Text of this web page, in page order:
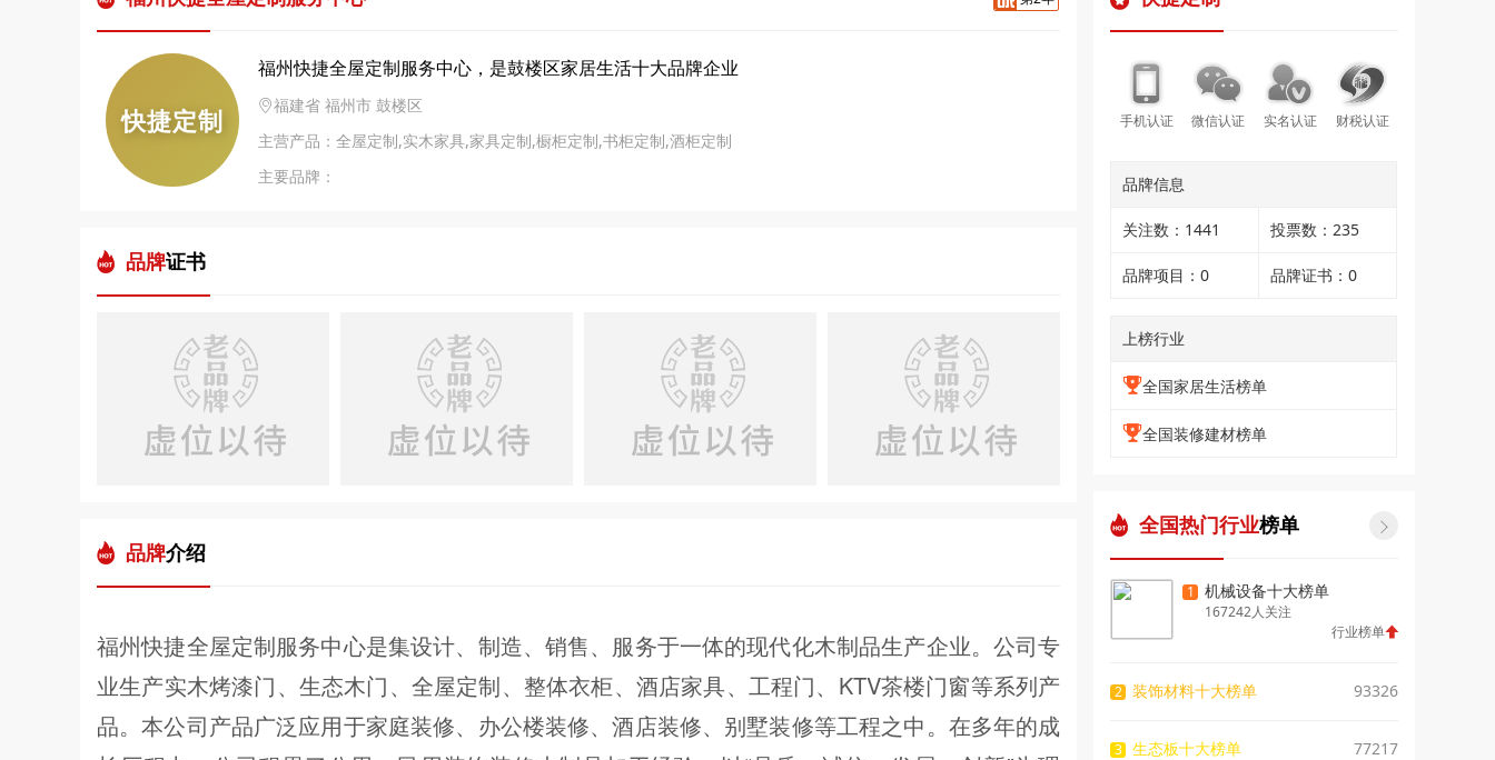
快捷定制
福州快捷全屋定制服务中心，是鼓楼区家居生活十大品牌企业
福建省 福州市 鼓楼区
主营产品：全屋定制,实木家具,家具定制,橱柜定制,书柜定制,酒柜定制
主要品牌：
品牌证书
品牌介绍
福州快捷全屋定制服务中心是集设计、制造、销售、服务于一体的现代化木制品生产企业。公司专
业生产实木烤漆门、生态木门、全屋定制、整体衣柜、酒店家具、工程门、KTV茶楼门窗等系列产
品。本公司产品广泛应用于家庭装修、办公楼装修、酒店装修、别墅装修等工程之中。在多年的成
手机认证 微信认证 实名认证 财税认证
品牌信息
关注数：1441 投票数：235
品牌项目：0 品牌证书：0
上榜行业
全国家居生活榜单
全国装修建材榜单
全国热门行业榜单 
1 机械设备十大榜单
167242人关注
行业榜单
2 装饰材料十大榜单 93326
3 生态板十大榜单 77217